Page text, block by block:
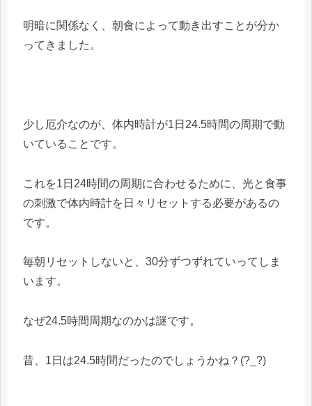
明暗に関係なく、朝食によって動き出すことが分か
ってきました。
少し厄介なのが、体内時計が1日24.5時間の周期で動
いていることです。
これを1日24時間の周期に合わせるために、光と食事
の刺激で体内時計を日々リセットする必要があるの
です。
毎朝リセットしないと、30分ずつずれていってしま
います。
なぜ24.5時間周期なのかは謎です。
昔、 1 日は24.5時間だったのでしょうかね？(?_?)